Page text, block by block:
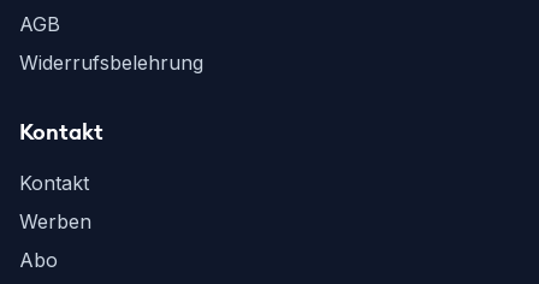
AGB
Widerrufsbelehrung
Kontakt
Kontakt
Werben
Abo